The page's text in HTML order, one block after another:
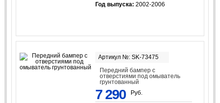
Год выпуска: 2002-2006
Артикул №: SK-73475
Передний бампер с
отверстиями под омыватель
грунтованный
7 290 Руб.